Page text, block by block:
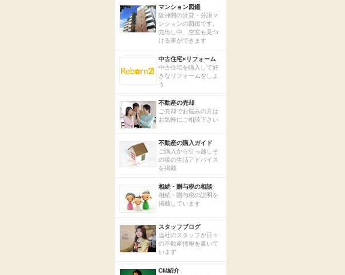
マンション図鑑
阪神間の賃貸・分譲マ
ンションの図鑑です。
売出し中、空室も見つ
ける事ができます
中古住宅×リフォーム
中古住宅を購入して好
きなリフォームをしよ
う
不動産の売却
ご売却でお悩みの方は
お気軽にご相談下さい
不動産の購入ガイド
ご購入から引っ越しそ
の後の生活アドバイス
を掲載
相続・贈与税の相談
相続・贈与税の説明を
掲載しています
スタッフブログ
当社のスタッフが日々
の不動産情報を書いて
います
CM紹介